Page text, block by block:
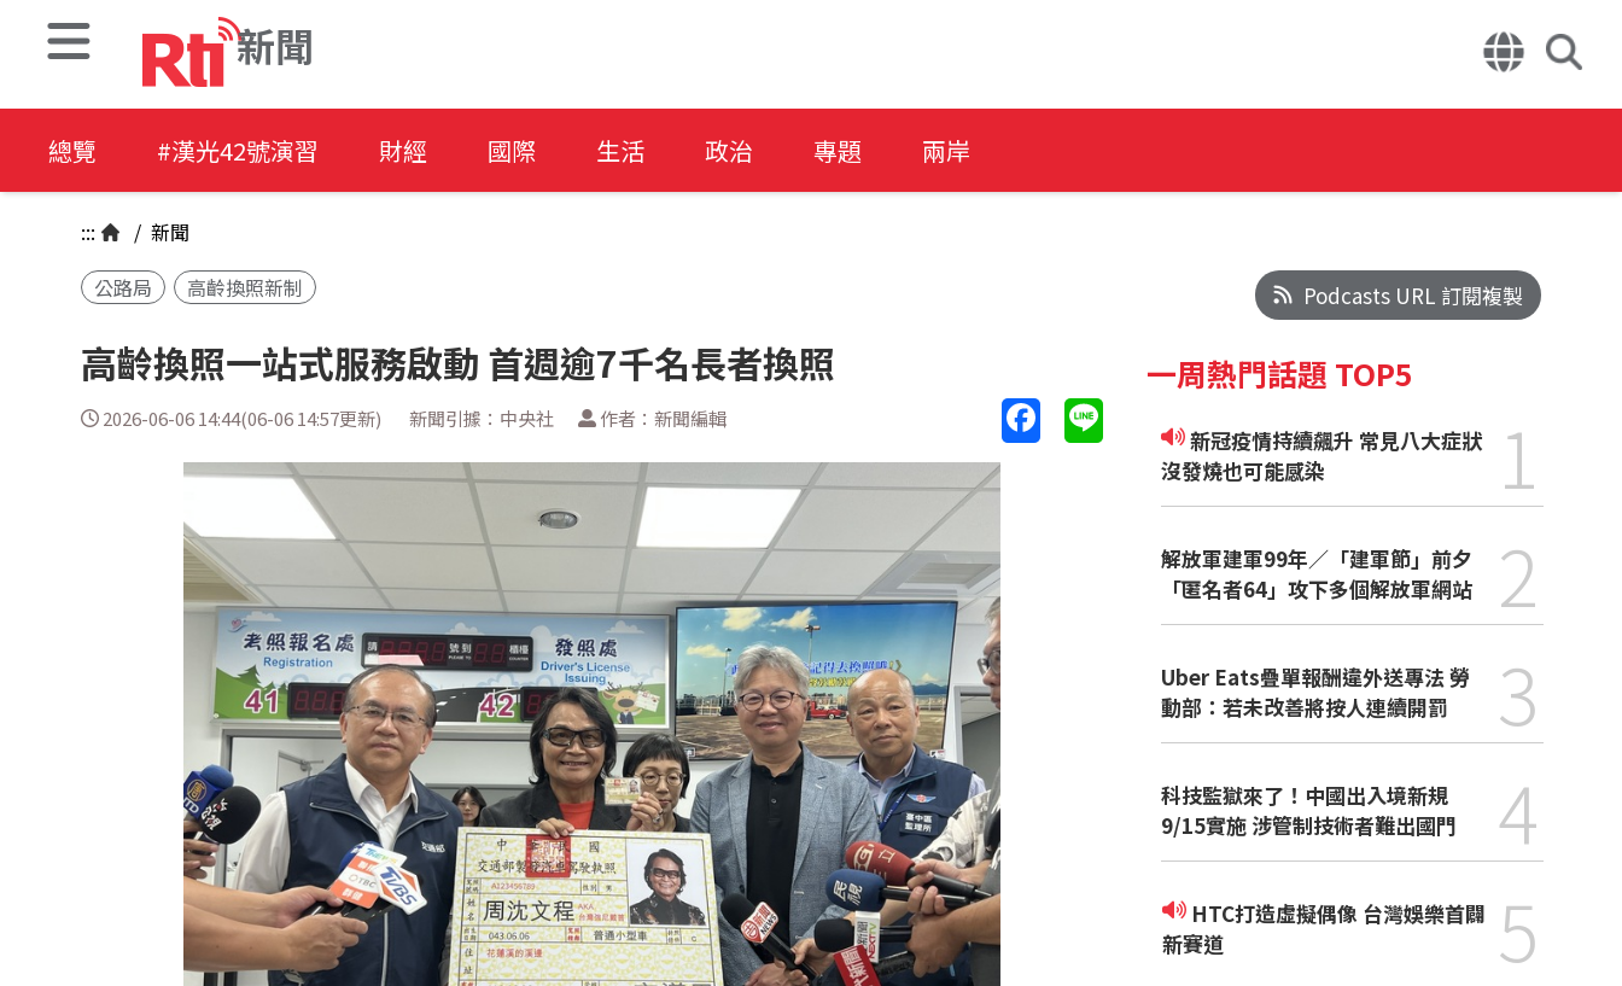
新聞
總覽 #漢光42號演習 財經 國際 生活 政治 專題 兩岸
::: / 新聞
公路局
高齡換照新制
高齡換照一站式服務啟動 首週逾7千名長者換照
2026-06-06 14:44(06-06 14:57更新) 新聞引據：中央社 作者：新聞編輯
Podcasts URL 訂閱複製
一周熱門話題 TOP5
新冠疫情持續飆升 常見八大症狀
沒發燒也可能感染
1
解放軍建軍99年／「建軍節」前夕
「匿名者64」攻下多個解放軍網站
2
Uber Eats疊單報酬違外送專法 勞
動部：若未改善將按人連續開罰
3
科技監獄來了！中國出入境新規
9/15實施 涉管制技術者難出國門
4
新賽道
5